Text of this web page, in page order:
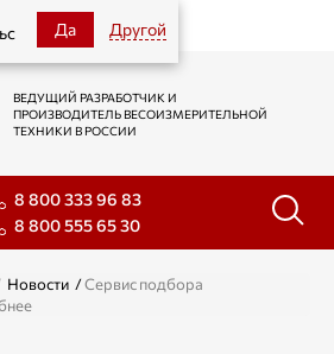
Да Другой
ВЕДУЩИЙ РАЗРАБОТЧИК И
ПРОИЗВОДИТЕЛЬ ВЕСОИЗМЕРИТЕЛЬНОЙ
ТЕХНИКИ В РОССИИ
8 800 333 96 83
8 800 555 65 30
Новости /Сервис подбора